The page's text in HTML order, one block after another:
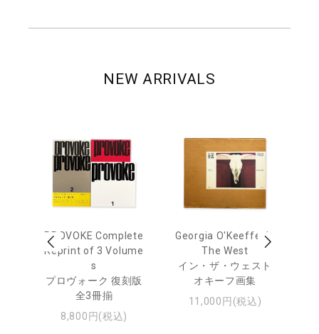
NEW ARRIVALS
PROVOKE Complete
Reprint of 3 Volume
s
プロヴォーク 復刻版
全3冊揃
8,800円(税込)
Georgia O'Keeffe: In
The West
イン・ザ・ウェスト
オキーフ画集
11,000円(税込)